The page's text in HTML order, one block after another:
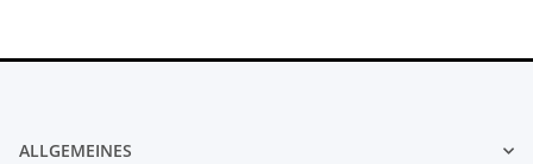
ALLGEMEINES